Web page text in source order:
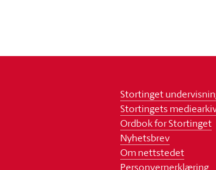
Stortinget
Stortingets
Ordbok for Stortinget
Nyhetsbrev
Om nettstedet
Personvernerklæring